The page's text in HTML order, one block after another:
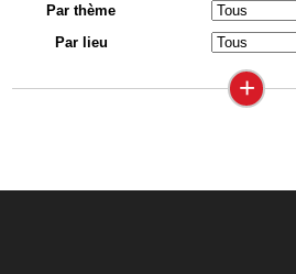
Par thème
Par lieu
+